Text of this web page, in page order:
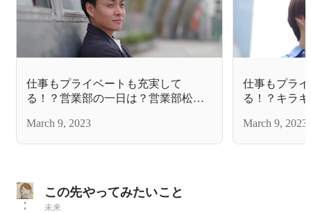
仕事もプライベートも充実して
る！？営業部の一日は？営業部松田
March 9, 2023
仕事もプラ
る！？キラ
March 9, 2023
この先やってみたいこと
未来